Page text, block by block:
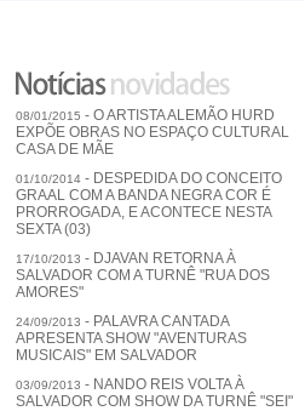
QUEM SOMOS
SERVIÇOS EM COMUNICAÇÃO
PRODUÇÃO DE EVENTOS
PORTIFÓLIO
CONTATO
08/01/2015 - O ARTISTA ALEMÃO HURD
EXPÕE OBRAS NO ESPAÇO CULTURAL
CASA DE MÃE
01/10/2014 - DESPEDIDA DO CONCEITO
GRAAL COM A BANDA NEGRA COR É
PRORROGADA, E ACONTECE NESTA
SEXTA (03)
17/10/2013 - DJAVAN RETORNA À
SALVADOR COM A TURNÊ "RUA DOS
AMORES"
24/09/2013 - PALAVRA CANTADA
APRESENTA SHOW "AVENTURAS
MUSICAIS" EM SALVADOR
03/09/2013 - NANDO REIS VOLTA À
SALVADOR COM SHOW DA TURNÊ "SEI"